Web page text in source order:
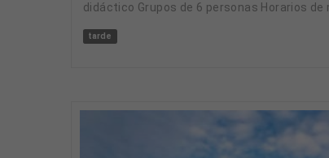
didáctico Grupos de 6 personas Horarios de
tarde